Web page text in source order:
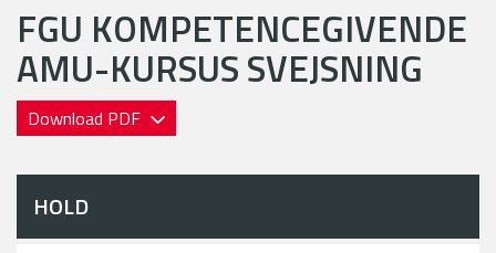
FGU KOMPETENCEGIVENDE
AMU-KURSUS SVEJSNING
Download PDF
HOLD